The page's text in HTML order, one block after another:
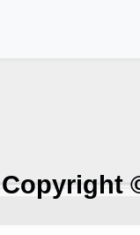
Copyright